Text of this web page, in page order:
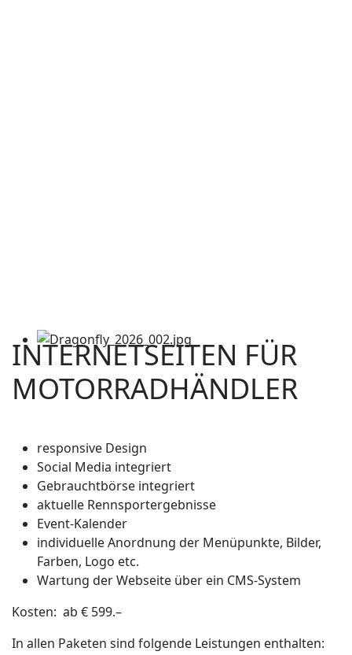
INTERNETSEITEN FÜR
MOTORRADHÄNDLER
responsive Design
Social Media integriert
Gebrauchtbörse integriert
aktuelle Rennsportergebnisse
Event-Kalender
individuelle Anordnung der Menüpunkte, Bilder,
Farben, Logo etc.
Wartung der Webseite über ein CMS-System
Kosten: ab € 599.–
In allen Paketen sind folgende Leistungen enthalten: